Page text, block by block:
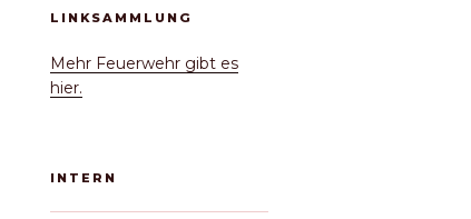
LINKSAMMLUNG
Mehr Feuerwehr gibt es
hier.
INTERN